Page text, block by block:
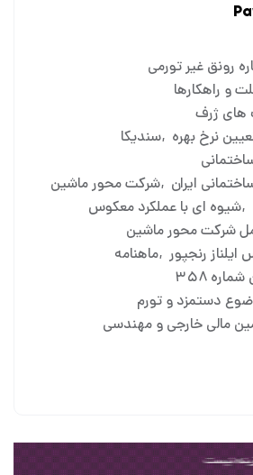
رونق غیر تورمی
و راهکارها
های ژرف
نرخ بهره سندیکا
ایران شرکت محور ماشین
شیوه ای با عملکرد معکوس
شرکت محور ماشین
رنجپور ماهنامه
۳۵۸
دستمزد و تورم
مالی خارجی و مهندسی